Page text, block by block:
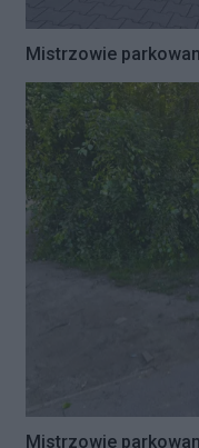
Mistrzowie
Mistrzowie